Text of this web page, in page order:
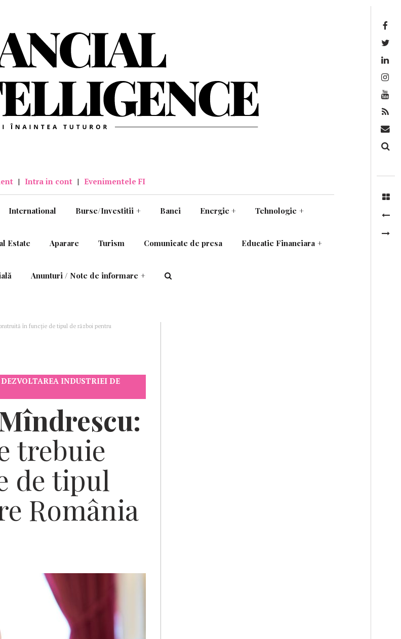
| Intra in cont | Evenimentele FI
International Burse/Investitii + Banci Energie + Tehnologie +
Estate Aparare Turism Comunicate de presa Educatie Financiara +
Anunturi / Note de informare +
în funcție de tipul de război pentru
INDUSTRIEI DE
trebuie
de tipul
România